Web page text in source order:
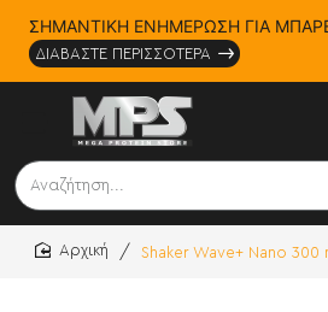
ΣΗΜΑΝΤΙΚΗ ΕΝΗΜΕΡΩΣΗ ΓΙΑ
ΔΙΑΒΑΣΤΕ ΠΕΡΙΣΣΟΤΕΡΑ
Αναζήτηση...
Shaker Wave+ Nano